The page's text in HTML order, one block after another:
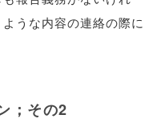
うな内容の連絡の際に
；その2